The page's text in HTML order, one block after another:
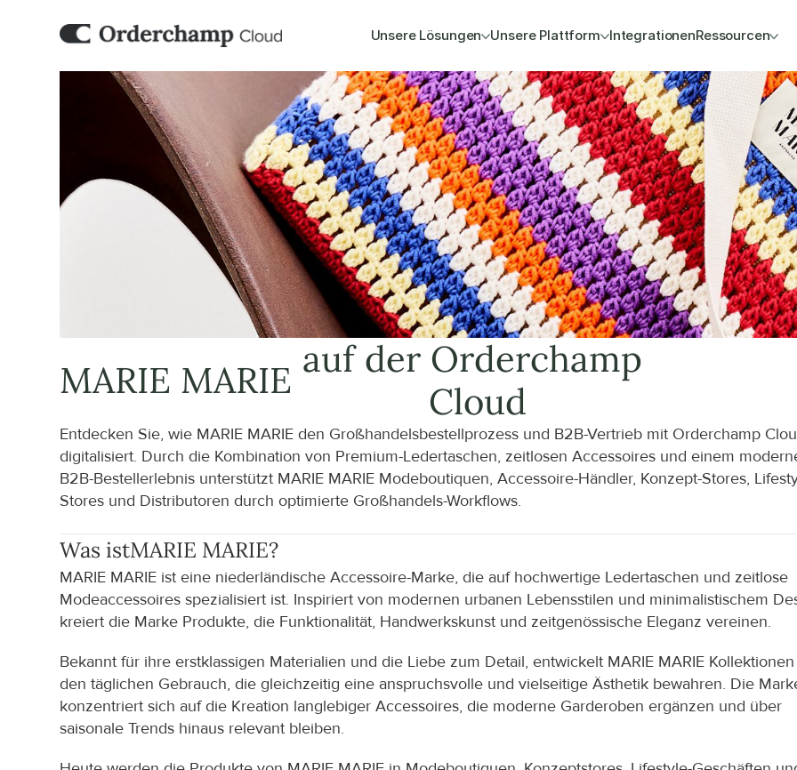
Unsere Lösungen Unsere Plattform IntegrationenRessourcen
MARIE MARIE auf der Orderchamp
Cloud
Entdecken Sie, wie MARIE MARIE den Großhandelsbestellprozess und B2B-Vertrieb mit Orderchamp
digitalisiert. Durch die Kombination von Premium-Ledertaschen, zeitlosen Accessoires und einem
B2B-Bestellerlebnis unterstützt MARIE MARIE Modeboutiquen, Accessoire-Händler, Konzept-Stores,
Stores und Distributoren durch optimierte Großhandels-Workflows.
Was istMARIE MARIE?
MARIE MARIE ist eine niederländische Accessoire-Marke, die auf hochwertige Ledertaschen und zeitlose
Modeaccessoires spezialisiert ist. Inspiriert von modernen urbanen Lebensstilen und minimalistischem
kreiert die Marke Produkte, die Funktionalität, Handwerkskunst und zeitgenössische Eleganz vereinen.
Bekannt für ihre erstklassigen Materialien und die Liebe zum Detail, entwickelt MARIE MARIE
den täglichen Gebrauch, die gleichzeitig eine anspruchsvolle und vielseitige Ästhetik bewahren. Die
konzentriert sich auf die Kreation langlebiger Accessoires, die moderne Garderoben ergänzen und über
saisonale Trends hinaus relevant bleiben.